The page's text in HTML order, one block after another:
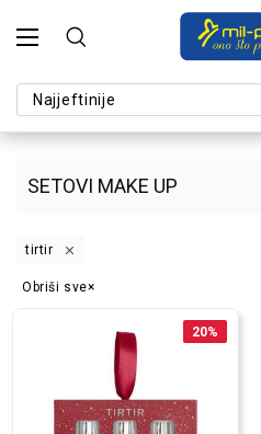
SETOVI MAKE UP
tirtir
Obriši sve
20%